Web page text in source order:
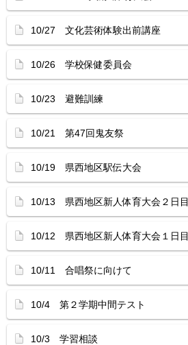
10/27 文化芸術体験出前講座
10/26 学校保健委員会
10/23 避難訓練
10/21 第47回鬼友祭
10/19 県西地区駅伝大会
10/13 県西地区新人体育大会２日目
10/12 県西地区新人体育大会１日目
10/11 合唱祭に向けて
10/4 第２学期中間テスト
10/3 学習相談